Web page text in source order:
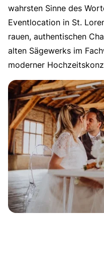
wahrsten Sinne des
Eventlocation in St.
rauen, authentischen
alten Sägewerks im
moderner